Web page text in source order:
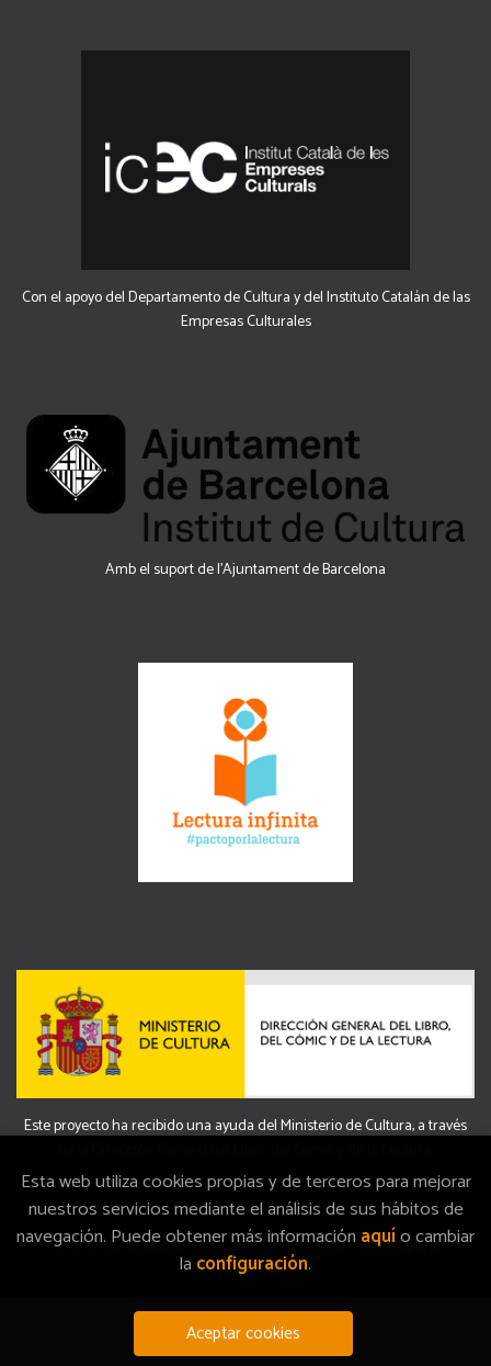
Con el apoyo del Departamento de Cultura y del Instituto Catalán de las
Empresas Culturales
Amb el suport de l’Ajuntament de Barcelona
Este proyecto ha recibido una ayuda del Ministerio de Cultura, a través
2026 ©La Memòria. Todos los Derechos Reservados | Grupo
Trevenque
Esta web utiliza cookies propias y de terceros para mejorar
nuestros servicios mediante el análisis de sus hábitos de
navegación. Puede obtener más información aquío cambiar
la configuración.
Aceptar cookies